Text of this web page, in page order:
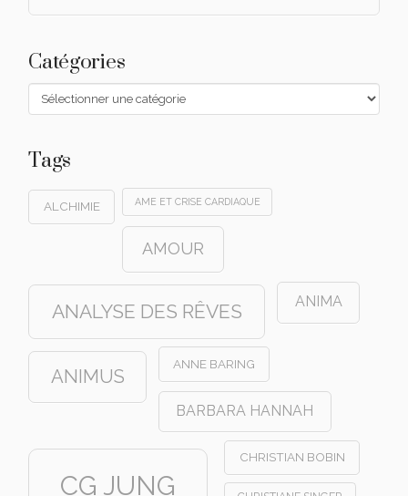
Catégories
Catégories
Tags
ALCHIMIE AME ET CRISE CARDIAQUE
AMOUR
ANALYSE DES RÊVES ANIMA
ANIMUS
ANNE BARING
BARBARA HANNAH
CG JUNG
CHRISTIAN BOBIN